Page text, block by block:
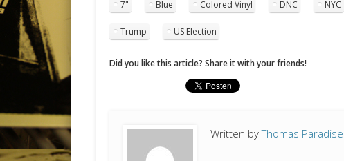
7" Blue Colored Vinyl DNC NYC
Trump US Election
Did you like this article? Share it with your friends!
Written byThomas Paradise